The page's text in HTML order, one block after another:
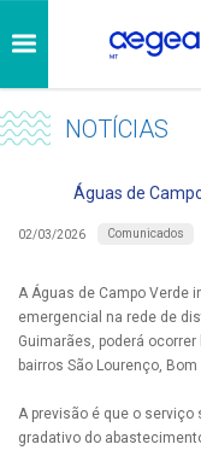
NOTÍCIAS
Águas de
02/03/2026 Comunicados
A Águas de Campo Verde
emergencial na rede de
Guimarães, poderá
bairros São Lourenço,
A previsão é que o
gradativo do